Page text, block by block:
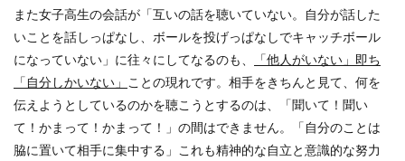
また女子高生の会話が「互いの話を聴いていない。自分が話した
いことを話しっぱなし、ボールを投げっぱなしでキャッチボール
になっていない」に往々にしてなるのも、
「他人がいない」即ち
「自分しかいない」 ことの現れです。相手をきちんと見て、何を
伝えようとしているのかを聴こうとするのは、「聞いて！聞い
て！かまって！かまって！」の間はできません。「自分のことは
脇に置いて相手に集中する」これも精神的な自立と意識的な努力